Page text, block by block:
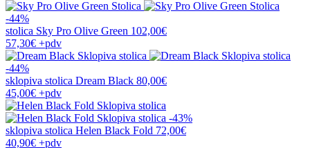
-44%
stolica Sky Pro Olive Green 102,00€
57,30€ +pdv
-44%
sklopiva stolica Dream Black 80,00€
45,00€ +pdv
-43%
sklopiva stolica Helen Black Fold 72,00€
40,90€ +pdv